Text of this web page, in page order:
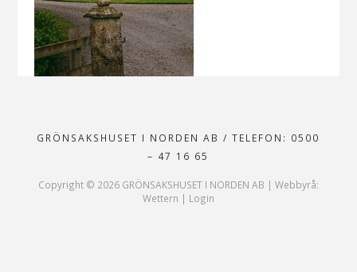
GRÖNSAKSHUSET I NORDEN AB/ TELEFON: 0500
– 47 16 65
Copyright © 2026GRÖNSAKSHUSET I NORDEN AB | Webbyrå:
Wettern | Login